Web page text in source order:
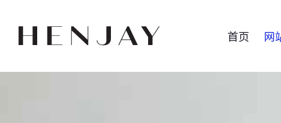
首页 网